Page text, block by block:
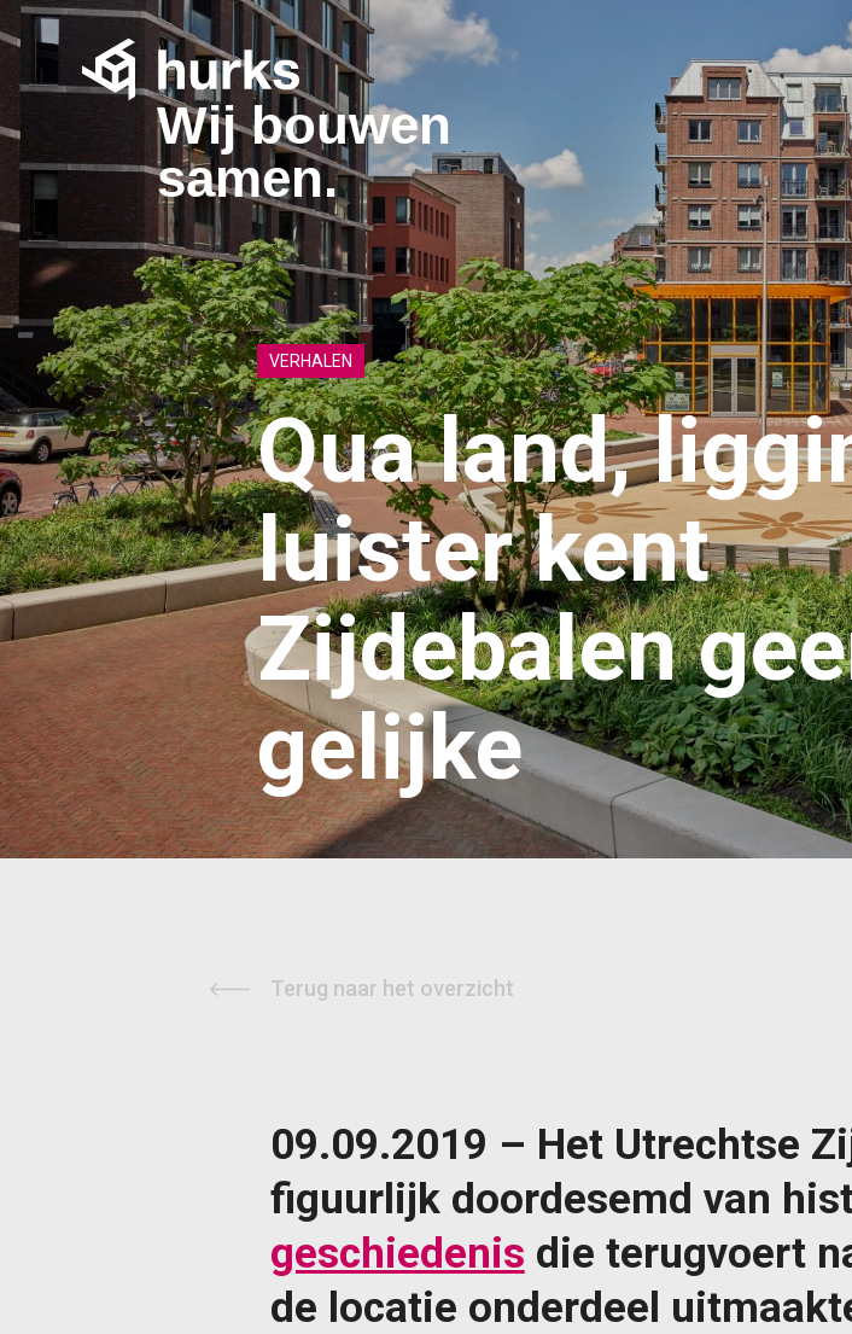
Wij bouwen
samen.
VERHALEN
Qua land,
luister kent
Zijdebalen
gelijke
Terug naar het overzicht
09.09.2019 – Het Utrechtse
figuurlijk doordesemd van
geschiedenis die terugvoert
de locatie onderdeel